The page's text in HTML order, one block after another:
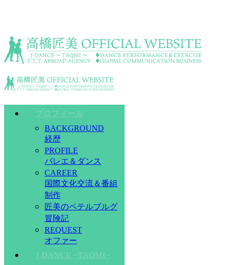
プロフィール
BACKGROUND
経歴
PROFILE
バレエ＆ダンス
CAREER
国際文化交流＆番組
制作
匠美のペテルブルグ
冒険記
REQUEST
オファー
J-DANCE ~TAQMI~